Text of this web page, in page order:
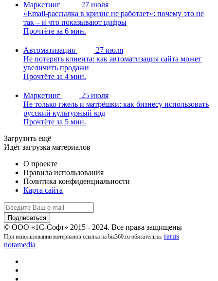
Маркетинг
27 июля
«Email-рассылка в кризис не работает»: почему это не
так – и что показывают цифры
Прочтёте за 6 мин.
Автоматизация
27 июля
Не потерять клиента: как автоматизация сайта может
увеличить продажи
Прочтёте за 4 мин.
Маркетинг
25 июля
Не только гжель и матрёшки: как бизнесу использовать
русский культурный код
Прочтёте за 5 мин.
Загрузить ещё
Идёт загрузка материалов
О проекте
Правила использования
Политика конфиденциальности
Карта сайта
© ООО «1С-Софт» 2015 - 2024. Все права защищены
При использовании материалов ссылка на biz360.ru обязательна. rarus
notamedia